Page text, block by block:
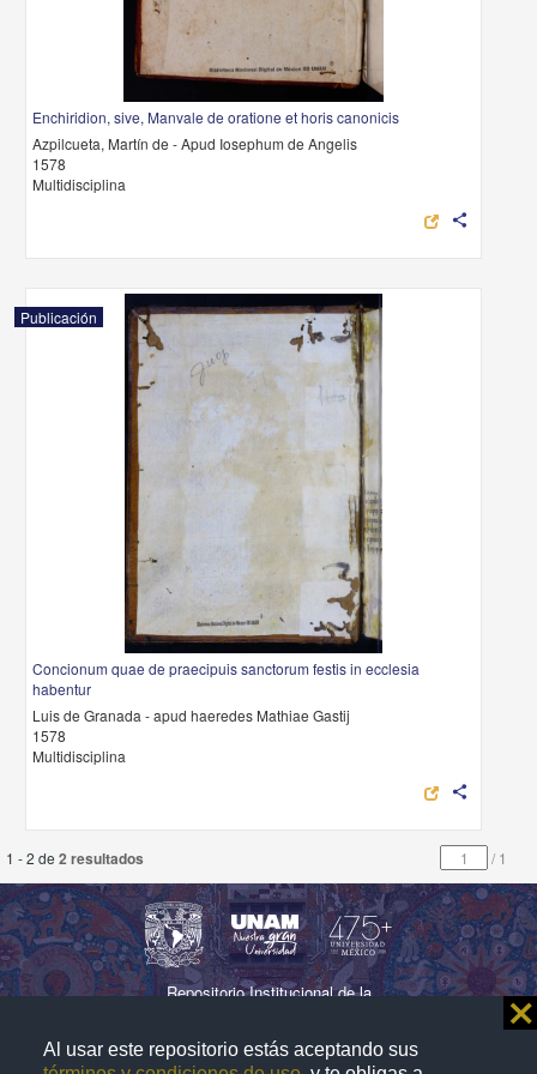
Al usar este repositorio estás aceptando sus
⨯
Enchiridion, sive, Manvale de oratione et horis canonicis
Azpilcueta, Martín de - Apud Iosephum de Angelis
1578
Multidisciplina
share
Publicación
Concionum quae de praecipuis sanctorum festis in ecclesia
habentur
Luis de Granada - apud haeredes Mathiae Gastij
1578
Multidisciplina
share
1 - 2 de 2 resultados /1
Repositorio Institucional de la